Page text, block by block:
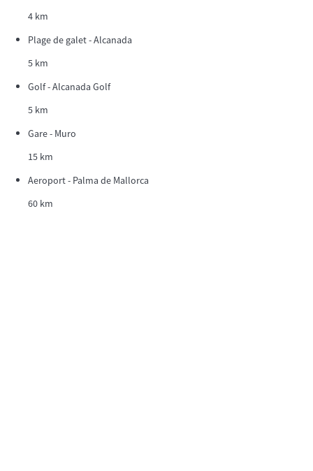
4 km
Plage de galet - Alcanada
5 km
Golf - Alcanada Golf
5 km
Gare - Muro
15 km
Aeroport - Palma de Mallorca
60 km